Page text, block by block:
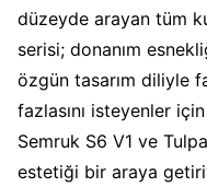
düzeyde arayan tüm
serisi; donanım
özgün tasarım diliyle
fazlasını isteyenler
Semruk S6 V1 ve
estetiği bir araya